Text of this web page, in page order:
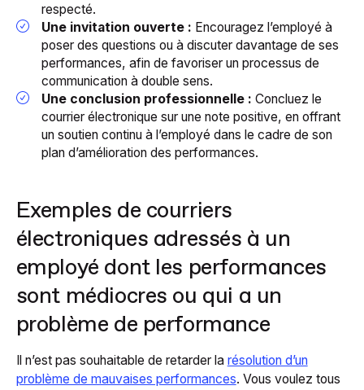
respecté.
Une invitation ouverte : Encouragez l’employé à
poser des questions ou à discuter davantage de ses
performances, afin de favoriser un processus de
communication à double sens.
Une conclusion professionnelle :Concluez le
courrier électronique sur une note positive, en offrant
un soutien continu à l’employé dans le cadre de son
plan d’amélioration des performances.
Exemples de courriers
électroniques adressés à un
employé dont les performances
sont médiocres ou qui a un
problème de performance
Il n’est pas souhaitable de retarder la résolution d’un
problème de mauvaises performances. Vous voulez tous